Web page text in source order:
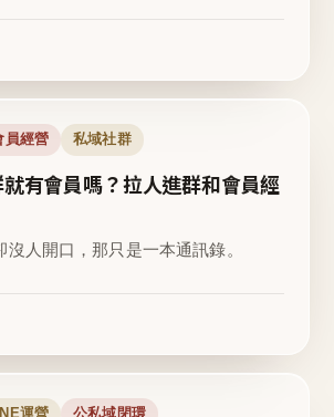
員經營 私域社群
有會員嗎？拉人進群和會員經
人開口，那只是一本通訊錄。